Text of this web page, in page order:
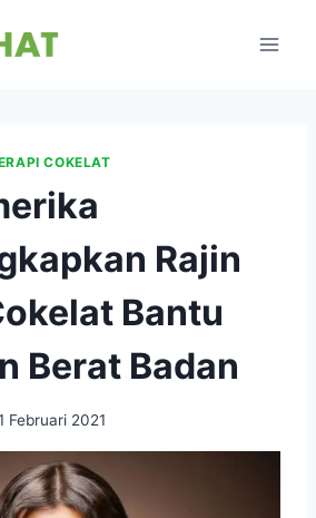
COKELAT
Rajin
Bantu
Berat Badan
Februari 2021